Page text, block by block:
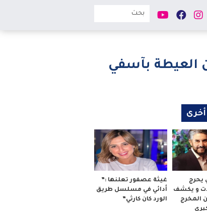
العيطة بآسفي
يحرج
و يكشف
المخرج
غيثة عصفور تعلنها :”
أدائي في مسلسل طريق
الورد كان كارثي”